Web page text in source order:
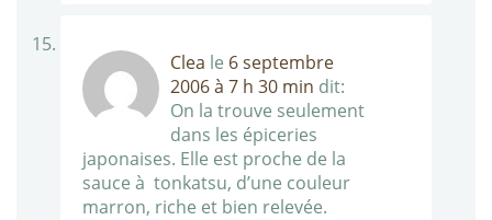
Clea le 6 septembre
2006 à 7 h 30 min dit:
On la trouve seulement
dans les épiceries
japonaises. Elle est proche de la
sauce à tonkatsu, d’une couleur
marron, riche et bien relevée.